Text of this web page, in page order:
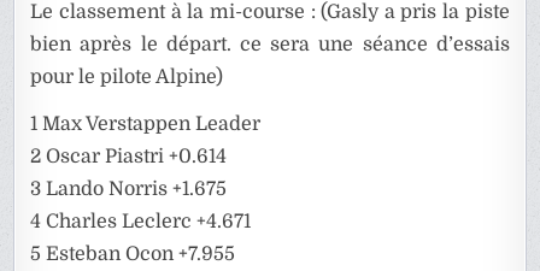
Le classement à la mi-course : (Gasly a pris la piste
bien après le départ. ce sera une séance d’essais
pour le pilote Alpine)
1 Max Verstappen Leader
2 Oscar Piastri +0.614
3 Lando Norris +1.675
4 Charles Leclerc +4.671
5 Esteban Ocon +7.955